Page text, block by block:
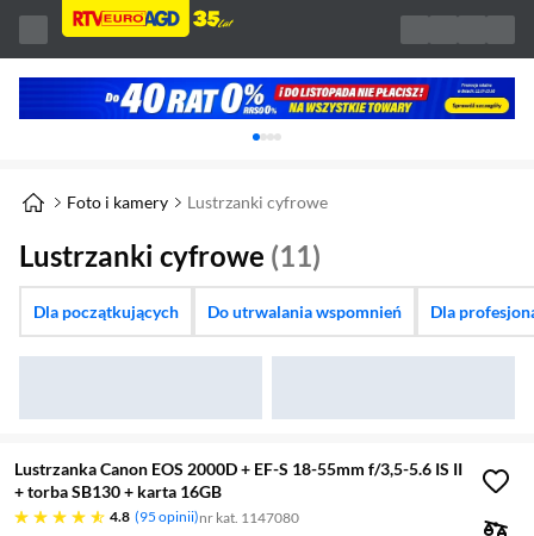
Karuzela z banerami, aktualny element 1 z
Foto i kamery Lustrzanki cyfrowe
Lustrzanki cyfrowe (11)
Dla początkujących Do utrwalania wspomnień Dla
Lustrzanka Canon EOS 2000D + EF-S 18-55mm f/3,5-5.6 IS II
+ torba SB130 + karta 16GB
4.8
4.8 gwiazdek 95 opinii nr kat. 1147080